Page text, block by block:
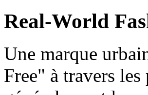
Real-World
Une marque
Free" à travers